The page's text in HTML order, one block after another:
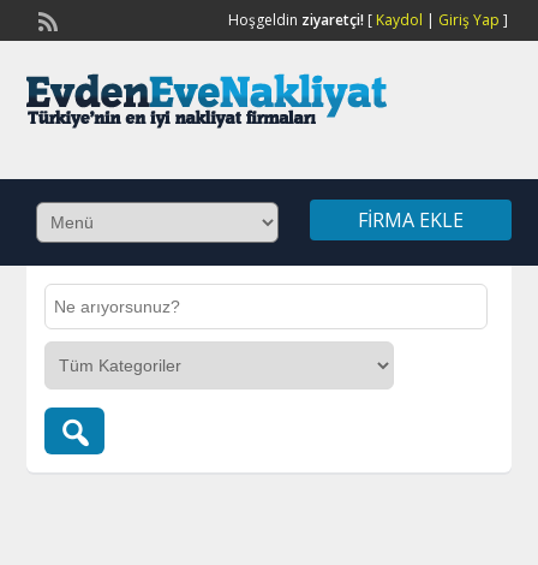
Hoşgeldin ziyaretçi![ Kaydol | Giriş Yap ]
FIRMA EKLE